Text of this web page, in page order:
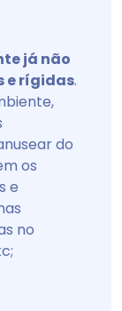
já não
e rígidas.
do
os
e
no